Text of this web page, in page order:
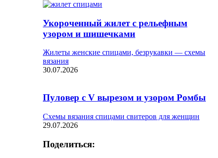
Укороченный жилет с рельефным
узором и шишечками
Жилеты женские спицами, безрукавки — схемы
вязания
30.07.2026
Пуловер с V вырезом и узором Ромбы
Схемы вязания спицами свитеров для женщин
29.07.2026
Поделиться: